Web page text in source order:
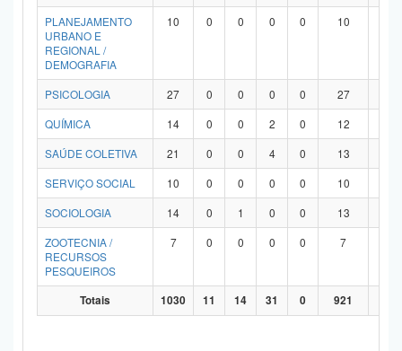
PLANEJAMENTO
URBANO E
REGIONAL /
DEMOGRAFIA
10 0 0 0 0 10
PSICOLOGIA 27 0 0 0 0 27
QUÍMICA
14 0 0 2 0 12
SAÚDE COLETIVA
21 0 0 4 0 13
SERVIÇO SOCIAL
10 0 0 0 0 10
SOCIOLOGIA
14 0 1 0 0 13
ZOOTECNIA /
RECURSOS
PESQUEIROS
7 0 0 0 0 7
Totais 1030 11 14 31 0 921